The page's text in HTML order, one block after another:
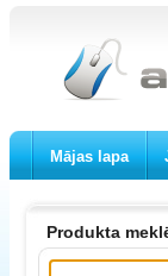
Mājas lapa
Produkta